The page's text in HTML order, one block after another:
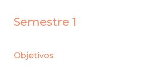
Semestre 1
Objetivos